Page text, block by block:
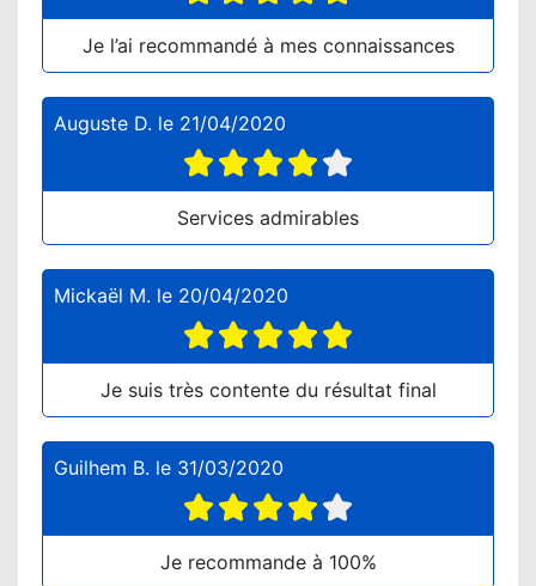
Je l’ai recommandé à mes connaissances
Auguste D. le 21/04/2020
Services admirables
Mickaël M. le 20/04/2020
Je suis très contente du résultat final
Guilhem B. le 31/03/2020
Je recommande à 100%